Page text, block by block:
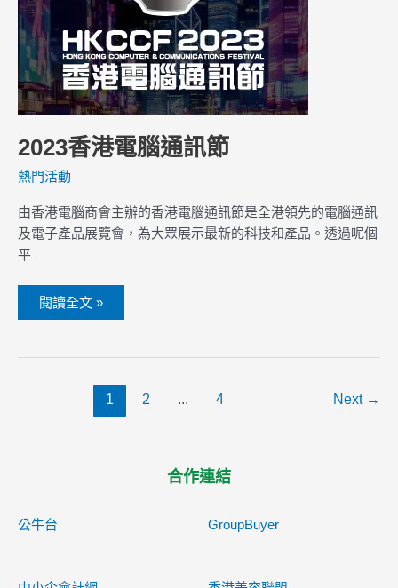
2023香港電腦通訊節
熱門活動
由香港電腦商會主辦的香港電腦通訊節是全港領先的電腦通訊
及電子產品展覽會，為大眾展示最新的科技和產品。透過呢個
平
閱讀全文 »
1 2 ... 4 Next →
合作連結
公牛台 GroupBuyer